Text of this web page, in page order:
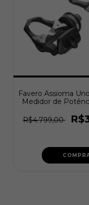
Favero Assioma
Medidor de
R$4.799,00